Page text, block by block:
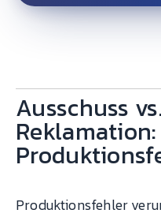
Ausschuss
Reklamation:
Produktionsfehler